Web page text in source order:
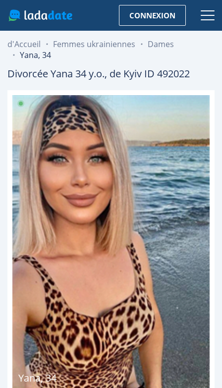
CONNEXION
d'Accueil Femmes ukrainiennes
Dames
Yana, 34
DivorcéeYana 34y.o., de Kyiv ID 492022
Yana,34